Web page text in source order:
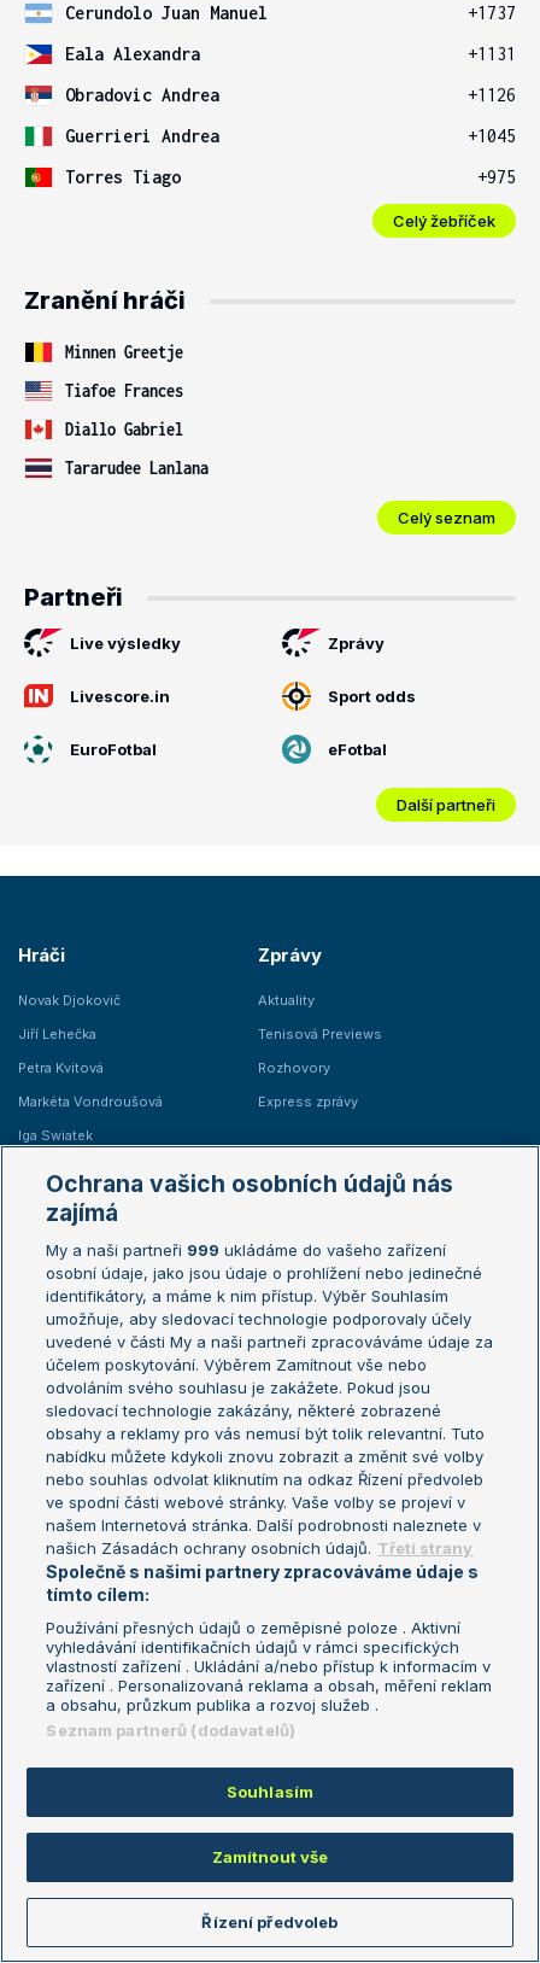
Cerundolo Juan Manuel
+1737
Eala Alexandra
+1131
Obradovic Andrea
+1126
Guerrieri Andrea
+1045
Torres Tiago
+975
Celý žebříček
Zranění hráči
Minnen Greetje
Tiafoe Frances
Diallo Gabriel
Tararudee Lanlana
Celý seznam
Partneři
Live výsledky Zprávy
Livescore.in Sport odds
EuroFotbal eFotbal
Další partneři
Hráči
Novak Djokovič
Jiří Lehečka
Petra Kvitová
Markéta Vondroušová
Iga Swiatek
Zprávy
Aktuality
Tenisová Previews
Rozhovory
Express zprávy
Žebříčky
Žebříček ATP (muži)
Žebříček WTA (ženy)
Sázkařský žebříček
Australian Open
French Open
Wimbledon
US Open
Turnaj mistrů
Turnaj mistryň
Aktualní trendy
Fotbalové přestupy
Livesport Daily
LS Prague Open
Podmínky užití
Nastavení soukromí
GDPR a žurnalistika
Reklama
Kontakt
Informace o zpracování osobních
údajů
Copyright © 2008-2026 TenisPortal.cz. Využíváme zpravodajství ČTK.
Ochrana vašich osobních údajů nás
zajímá
My a naši partneři 999 ukládáme do vašeho zařízení
osobní údaje, jako jsou údaje o prohlížení nebo jedinečné
identifikátory, a máme k nim přístup. Výběr Souhlasím
umožňuje, aby sledovací technologie podporovaly účely
uvedené v části My a naši partneři zpracováváme údaje za
účelem poskytování. Výběrem Zamítnout vše nebo
odvoláním svého souhlasu je zakážete. Pokud jsou
sledovací technologie zakázány, některé zobrazené
obsahy a reklamy pro vás nemusí být tolik relevantní. Tuto
nabídku můžete kdykoli znovu zobrazit a změnit své volby
nebo souhlas odvolat kliknutím na odkaz Řízení předvoleb
ve spodní části webové stránky. Vaše volby se projeví v
našem Internetová stránka. Další podrobnosti naleznete v
našich Zásadách ochrany osobních údajů. Třetí strany
Společně s našimi partnery zpracováváme údaje s
tímto cílem:
Používání přesných údajů o zeměpisné poloze . Aktivní
vyhledávání identifikačních údajů v rámci specifických
vlastností zařízení . Ukládání a/nebo přístup k informacím v
zařízení . Personalizovaná reklama a obsah, měření reklam
a obsahu, průzkum publika a rozvoj služeb .
Seznam partnerů (dodavatelů)
Souhlasím
Zamítnout vše
Řízení předvoleb